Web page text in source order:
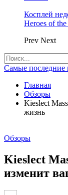
Косплей
Heroes of
Prev Next
Самые последние
Главная
Обзоры
Kieslect
жизнь
Обзоры
Kieslect
изменит